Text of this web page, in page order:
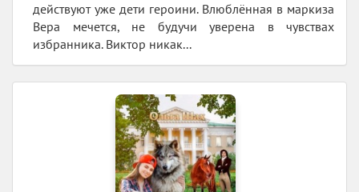
действуют уже дети героини. Влюблённая в маркиза
Вера мечется, не будучи уверена в чувствах
избранника. Виктор никак...